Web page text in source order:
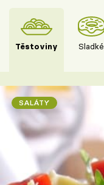
Těstoviny Sladké
SALÁTY